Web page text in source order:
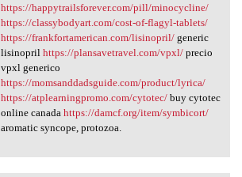
https://happytrailsforever.com/pill/minocycline/
https://classybodyart.com/cost-of-flagyl-tablets/
https://frankfortamerican.com/lisinopril/generic
lisinopril https://plansavetravel.com/vpxl/precio
vpxl generico
https://momsanddadsguide.com/product/lyrica/
https://atplearningpromo.com/cytotec/buy cytotec
online canada https://damcf.org/item/symbicort/
aromatic syncope, protozoa.